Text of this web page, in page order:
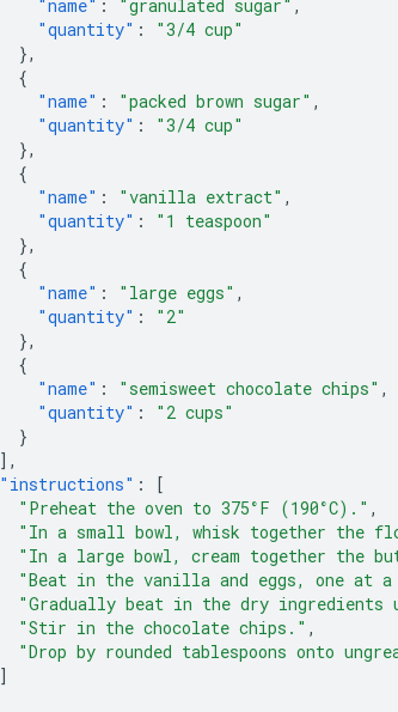
"name" : "granulated sugar" ,
"quantity" :
"3/4 cup"
},
{
"name" : "packed brown sugar" ,
"quantity" :
"3/4 cup"
},
{
"name" : "vanilla extract" ,
"quantity" :
"1 teaspoon"
},
{
"name" : "large eggs" ,
"quantity" :
"2"
},
{
"name" : "semisweet chocolate chips" ,
"quantity" :
"2 cups"
}
],
"instructions" :
[
"Preheat the oven to 375°F (190°C)." ,
"In a small bowl, whisk together the
"In a large bowl, cream together the
"Beat in the vanilla and eggs, one at
"Gradually beat in the dry ingredients
"Stir in the chocolate chips." ,
"Drop by rounded tablespoons onto
]